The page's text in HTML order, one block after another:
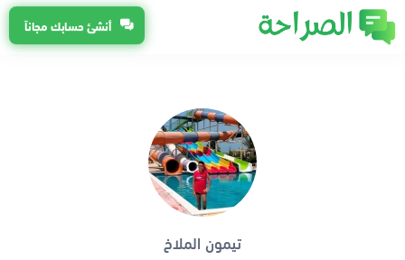
أنشئ حسابك مجاناً
تيمون الملاخ